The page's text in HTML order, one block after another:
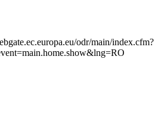
odr/main/index.cfm?